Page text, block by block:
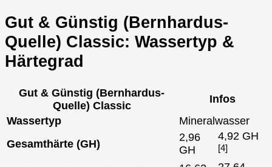
Gut & Günstig (Bernhardus-
Quelle) Classic: Wassertyp &
Härtegrad
Gut & Günstig (Bernhardus-
Quelle) Classic
Infos
Wassertyp
Mineralwasser
Gesamthärte (GH)
2,96
GH
4,92 GH
[4]